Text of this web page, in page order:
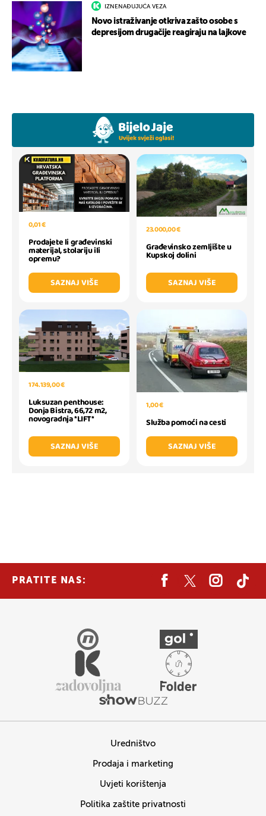
IZNENAĐUJUĆA VEZA
Novo istraživanje otkriva zašto osobe s
depresijom drugačije reagiraju na lajkove
0,01 €
Prodajete li građevinski
materijal, stolariju ili
opremu?
SAZNAJ VIŠE
23.000,00 €
Građevinsko zemljište u
Kupskoj dolini
SAZNAJ VIŠE
174.139,00 €
Luksuzan penthouse:
Donja Bistra, 66,72 m2,
novogradnja *LIFT*
SAZNAJ VIŠE
1,00 €
Služba pomoći na cesti
SAZNAJ VIŠE
PRATITE NAS:
Uredništvo
Prodaja i marketing
Uvjeti korištenja
Politika zaštite privatnosti